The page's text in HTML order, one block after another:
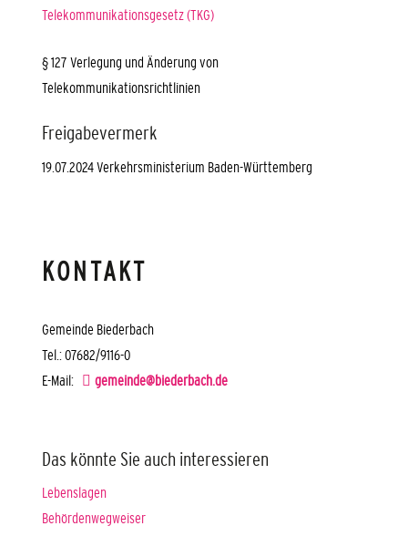
Telekommunikationsgesetz (TKG)
§ 127 Verlegung und Änderung von
Telekommunikationsrichtlinien
Freigabevermerk
19.07.2024 Verkehrsministerium Baden-Württemberg
KONTAKT
Gemeinde Biederbach
Tel.: 07682/9116-0
E-Mail:
gemeinde@biederbach.de
Das könnte Sie auch interessieren
Lebenslagen
Behördenwegweiser